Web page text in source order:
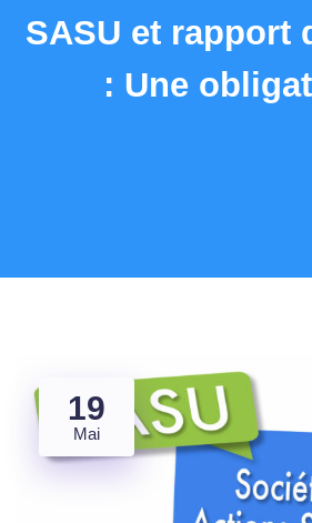
SASU et rapport
: Une
19
Mai